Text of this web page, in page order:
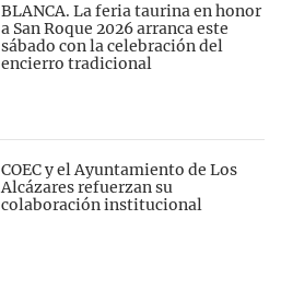
BLANCA. La feria taurina en honor
a San Roque 2026 arranca este
sábado con la celebración del
encierro tradicional
COEC y el Ayuntamiento de Los
Alcázares refuerzan su
colaboración institucional